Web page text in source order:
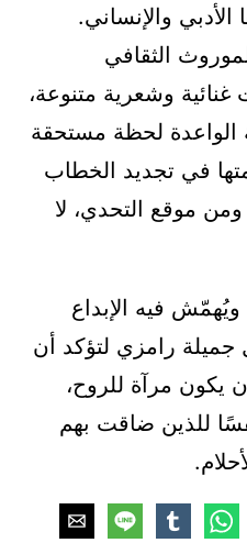
والإنساني.
الثقافي
وشعرية متنوعة،
الواعدة لحظة مستحقة
في تجديد الخطاب
موقع التحدي، لا
فيه الإبداع
جميلة رامزي لتؤكد أن
يكون مرآة للروح،
للذين ضاقت بهم